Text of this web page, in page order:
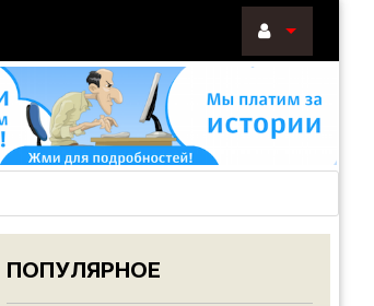
Войти
ПОПУЛЯРНОЕ